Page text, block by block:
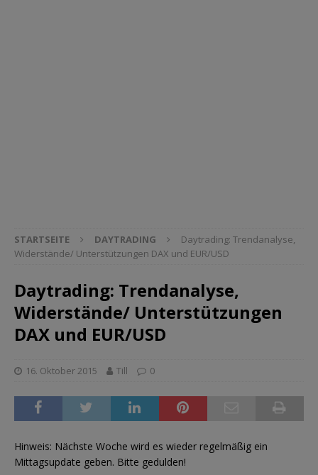
STARTSEITE DAYTRADING
Daytrading: Trendanalyse,
Widerstände/ Unterstützungen DAX und EUR/USD
Daytrading: Trendanalyse,
Widerstände/ Unterstützungen
DAX und EUR/USD
16. Oktober 2015 Till 0
Hinweis: Nächste Woche wird es wieder regelmäßig ein
Mittagsupdate geben. Bitte gedulden!